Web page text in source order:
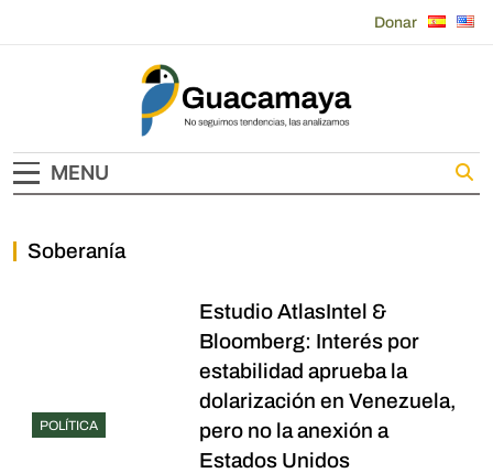
Donar
Guacamaya
MENU
Soberanía
POLÍTICA
Estudio AtlasIntel &
Bloomberg: Interés por
estabilidad aprueba la
dolarización en Venezuela,
pero no la anexión a
Estados Unidos